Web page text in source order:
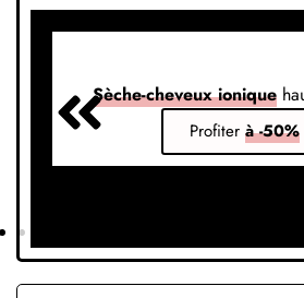
Sèche-cheveux ionique
Profiter à -50%